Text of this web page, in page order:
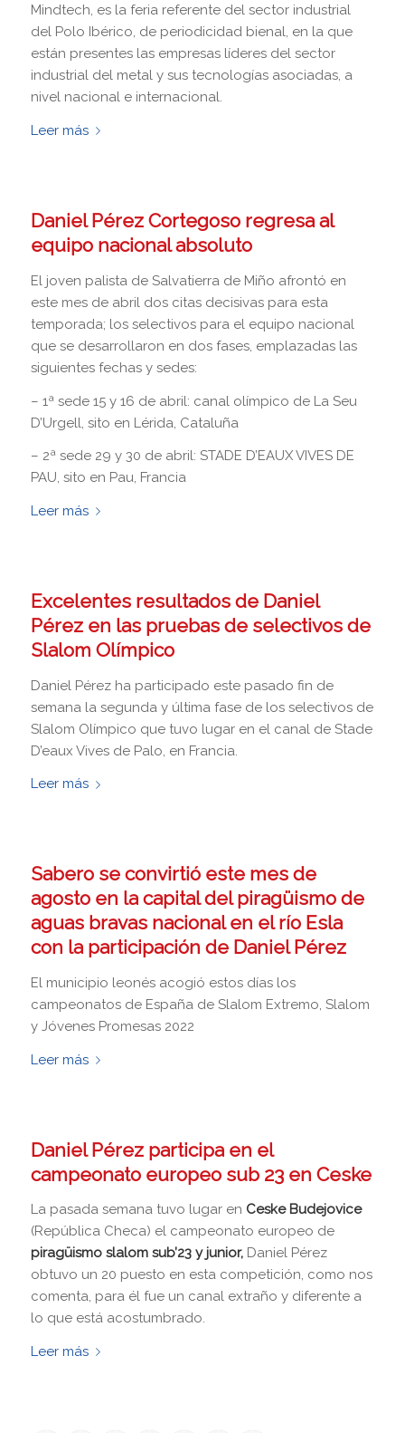
Mindtech, es la feria referente del sector industrial
del Polo Ibérico, de periodicidad bienal, en la que
están presentes las empresas líderes del sector
industrial del metal y sus tecnologías asociadas, a
nivel nacional e internacional.
Leer más
Daniel Pérez Cortegoso regresa al
equipo nacional absoluto
El joven palista de Salvatierra de Miño afrontó en
este mes de abril dos citas decisivas para esta
temporada; los selectivos para el equipo nacional
que se desarrollaron en dos fases, emplazadas las
siguientes fechas y sedes:
– 1ª sede 15 y 16 de abril: canal olímpico de La Seu
D’Urgell, sito en Lérida, Cataluña
– 2ª sede 29 y 30 de abril: STADE D’EAUX VIVES DE
PAU, sito en Pau, Francia
Leer más
Excelentes resultados de Daniel
Pérez en las pruebas de selectivos de
Slalom Olímpico
Daniel Pérez ha participado este pasado fin de
semana la segunda y última fase de los selectivos de
Slalom Olímpico que tuvo lugar en el canal de Stade
D’eaux Vives de Palo, en Francia.
Leer más
Sabero se convirtió este mes de
agosto en la capital del piragüismo de
aguas bravas nacional en el río Esla
con la participación de Daniel Pérez
El municipio leonés acogió estos días los
campeonatos de España de Slalom Extremo, Slalom
y Jóvenes Promesas 2022
Leer más
Daniel Pérez participa en el
campeonato europeo sub 23 en Ceske
La pasada semana tuvo lugar en Ceske Budejovice
(República Checa) el campeonato europeo de
piragüismo slalom sub’23 y junior, Daniel Pérez
obtuvo un 20 puesto en esta competición, como nos
comenta, para él fue un canal extraño y diferente a
lo que está acostumbrado.
Leer más